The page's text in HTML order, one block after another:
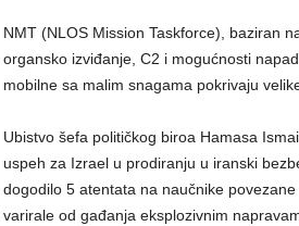
NMT (NLOS Mission Taskforce), baziran
organsko izviđanje, C2 i mogućnosti
mobilne sa malim snagama pokrivaju
Ubistvo šefa političkog biroa Hamasa
uspeh za Izrael u prodiranju u iranski
dogodilo 5 atentata na naučnike
varirale od gađanja eksplozivnim